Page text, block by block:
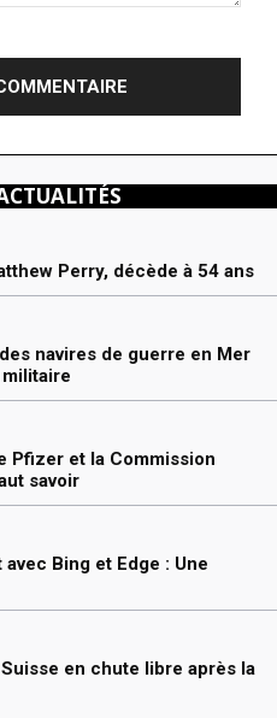
Perry, décède à 54 ans
navires de guerre en Mer
Pfizer et la Commission
savoir
Bing et Edge : Une
en chute libre après la